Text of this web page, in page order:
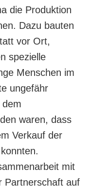
die Produktion
Dazu bauten
vor Ort,
spezielle
Menschen im
ungefähr
waren, dass
Verkauf der
mit
Partnerschaft auf